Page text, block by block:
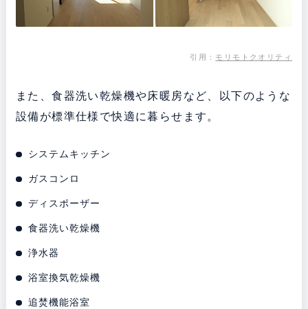
引用： モリモトクオリティ
また、食器洗い乾燥機や床暖房など、以下のような
設備が標準仕様で快適に暮らせます。
システムキッチン
ガスコンロ
ディスポーザー
食器洗い乾燥機
浄水器
浴室換気乾燥機
追焚機能浴室